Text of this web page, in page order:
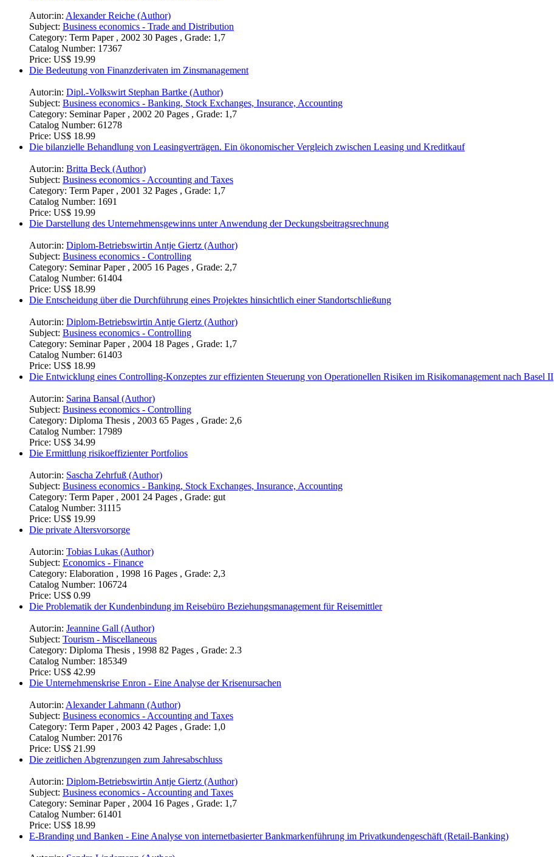
Autor:in: Alexander Reiche (Author)
Subject: Business economics - Trade and Distribution
Category: Term Paper , 2002 30 Pages , Grade: 1,7
Catalog Number: 17367
Price: US$ 19.99
Die Bedeutung von Finanzderivaten im Zinsmanagement
Autor:in: Dipl.-Volkswirt Stephan Bartke (Author)
Subject: Business economics - Banking, Stock Exchanges, Insurance, Accounting
Category: Seminar Paper , 2002 20 Pages , Grade: 1,7
Catalog Number: 61278
Price: US$ 18.99
Die bilanzielle Behandlung von Leasingverträgen. Ein ökonomischer Vergleich zwischen Leasing und Kreditkauf
Autor:in: Britta Beck (Author)
Subject: Business economics - Accounting and Taxes
Category: Term Paper , 2001 32 Pages , Grade: 1,7
Catalog Number: 1691
Price: US$ 19.99
Die Darstellung des Unternehmensgewinns unter Anwendung der Deckungsbeitragsrechnung
Autor:in: Diplom-Betriebswirtin Antje Giertz (Author)
Subject: Business economics - Controlling
Category: Seminar Paper , 2005 16 Pages , Grade: 2,7
Catalog Number: 61404
Price: US$ 18.99
Die Entscheidung über die Durchführung eines Projektes hinsichtlich einer Standortschließung
Autor:in: Diplom-Betriebswirtin Antje Giertz (Author)
Subject: Business economics - Controlling
Category: Seminar Paper , 2004 18 Pages , Grade: 1,7
Catalog Number: 61403
Price: US$ 18.99
Die Entwicklung eines Controlling-Konzeptes zur effizienten Steuerung von Operationellen Risiken im Risikomanagement nach Basel II
Autor:in: Sarina Bansal (Author)
Subject: Business economics - Controlling
Category: Diploma Thesis , 2003 65 Pages , Grade: 2,6
Catalog Number: 17989
Price: US$ 34.99
Die Ermittlung risikoeffizienter Portfolios
Autor:in: Sascha Zehrfuß (Author)
Subject: Business economics - Banking, Stock Exchanges, Insurance, Accounting
Category: Term Paper , 2001 24 Pages , Grade: gut
Catalog Number: 31115
Price: US$ 19.99
Die private Altersvorsorge
Autor:in: Tobias Lukas (Author)
Subject: Economics - Finance
Category: Elaboration , 1998 16 Pages , Grade: 2,3
Catalog Number: 106724
Price: US$ 0.99
Die Problematik der Kundenbindung im Reisebüro Beziehungsmanagement für Reisemittler
Autor:in: Jeannine Gall (Author)
Subject: Tourism - Miscellaneous
Category: Diploma Thesis , 1998 82 Pages , Grade: 2.3
Catalog Number: 185349
Price: US$ 42.99
Die Unternehmenskrise Enron - Eine Analyse der Krisenursachen
Autor:in: Alexander Lahmann (Author)
Subject: Business economics - Accounting and Taxes
Category: Term Paper , 2003 42 Pages , Grade: 1,0
Catalog Number: 20176
Price: US$ 21.99
Die zeitlichen Abgrenzungen zum Jahresabschluss
Autor:in: Diplom-Betriebswirtin Antje Giertz (Author)
Subject: Business economics - Accounting and Taxes
Category: Seminar Paper , 2004 16 Pages , Grade: 1,7
Catalog Number: 61401
Price: US$ 18.99
E-Branding und Banken - Eine Analyse von internetbasierter Bankmarkenführung im Privatkundengeschäft (Retail-Banking)